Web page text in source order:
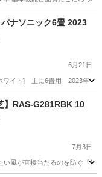
三菱電機
ナソニック6畳 2023
6月21日
イト] 主に6畳用 2023年 「
】RAS-G281RBK 10
7月3日
い風が直接当たるのを防ぐ『